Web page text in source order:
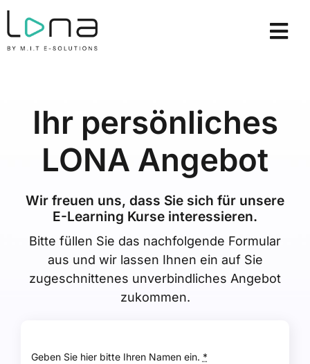
Zum
springen
Lösungen
Über uns
Ressourcen
Demo anfordern
Login
Ihr persönliches
LONA Angebot
Wir freuen uns, dass Sie sich für unsere
E-Learning Kurse interessieren.
Bitte füllen Sie das nachfolgende Formular
aus und wir lassen Ihnen ein auf Sie
zugeschnittenes unverbindliches Angebot
zukommen.
Geben Sie hier bitte Ihren Namen ein. *